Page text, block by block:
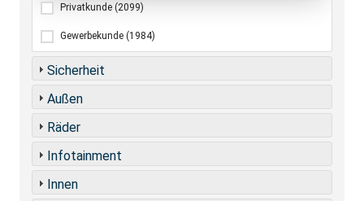
Privatkunde (2099)
Gewerbekunde (1984)
Sicherheit
Außen
Räder
Infotainment
Innen